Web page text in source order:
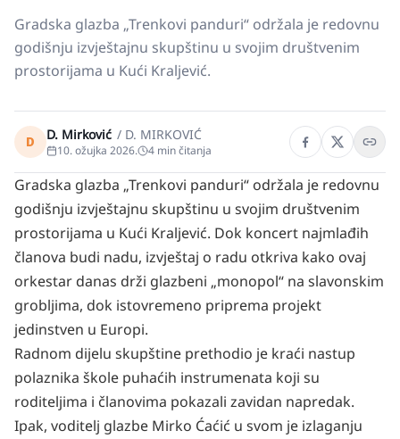
Gradska glazba „Trenkovi panduri“ održala je redovnu
godišnju izvještajnu skupštinu u svojim društvenim
prostorijama u Kući Kraljević.
D D. Mirković / D. MIRKOVIĆ
10. ožujka 2026. 4 min čitanja
Gradska glazba „Trenkovi panduri“ održala je redovnu
godišnju izvještajnu skupštinu u svojim društvenim
prostorijama u Kući Kraljević. Dok koncert najmlađih
članova budi nadu, izvještaj o radu otkriva kako ovaj
orkestar danas drži glazbeni „monopol“ na slavonskim
grobljima, dok istovremeno priprema projekt
jedinstven u Europi.
Radnom dijelu skupštine prethodio je kraći nastup
polaznika škole puhaćih instrumenata koji su
roditeljima i članovima pokazali zavidan napredak.
Ipak, voditelj glazbe Mirko Ćaćić u svom je izlaganju